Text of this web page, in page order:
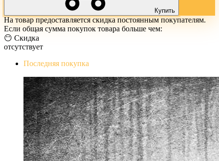
Купить
На товар предоставляется скидка постоянным покупателям.
Если общая сумма покупок товара больше чем:
😶 Скидка
отсутствует
Последняя покупка